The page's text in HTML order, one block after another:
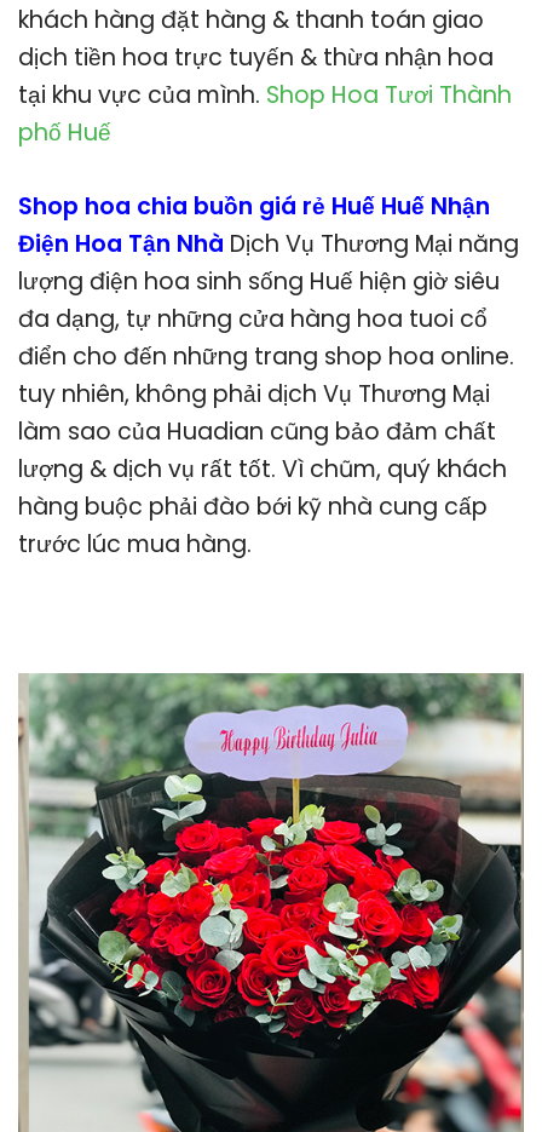
khách hàng đặt hàng & thanh toán giao
dịch tiền hoa trực tuyến & thừa nhận hoa
tại khu vực của mình. Shop Hoa Tươi Thành
phố Huế
Shop hoa chia buồn giá rẻ Huế Huế Nhận
Điện Hoa Tận Nhà Dịch Vụ Thương Mại năng
lượng điện hoa sinh sống Huế hiện giờ siêu
đa dạng, tự những cửa hàng hoa tuoi cổ
điển cho đến những trang shop hoa online.
tuy nhiên, không phải dịch Vụ Thương Mại
làm sao của Huadian cũng bảo đảm chất
lượng & dịch vụ rất tốt. Vì chũm, quý khách
hàng buộc phải đào bới kỹ nhà cung cấp
trước lúc mua hàng.